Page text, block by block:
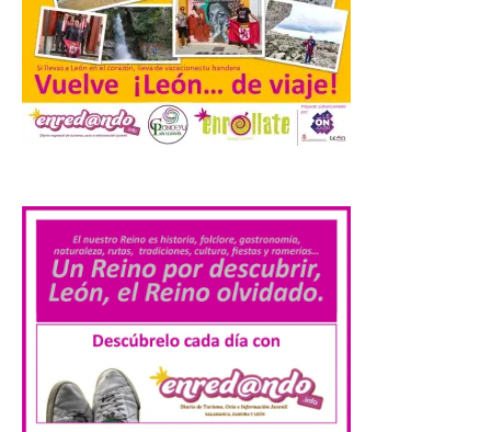
Cabárceno prepara tres
enclaves privilegiados
desde los que divisar el
eclipse solar del 12 de
8 Ago 2026
El parque amplía su
horario y refuerza los
transportes y la
hostelería. En Alto
Campoo continuará la
programación musical de Estación
Sonora. Peña Cabarga, elegido lugar
preferente en la comunidad autónoma,
contará con un dispositivo especial de